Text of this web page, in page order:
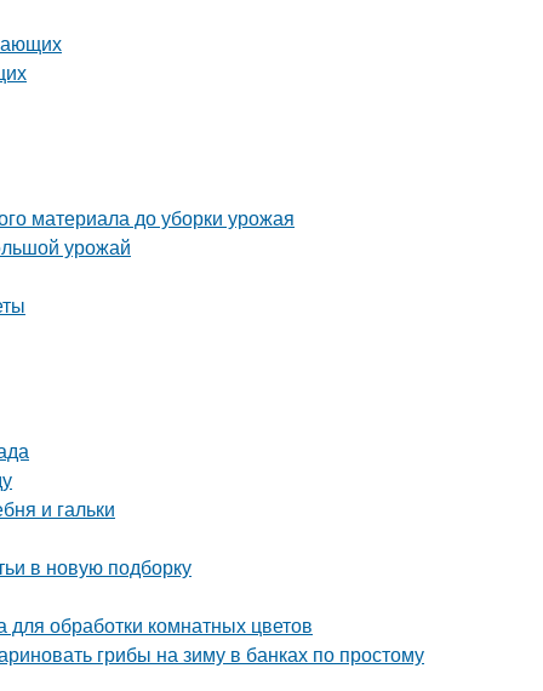
материала до уборки урожая
урожай
и гальки
в новую подборку
обработки комнатных цветов
грибы на зиму в банках по простому